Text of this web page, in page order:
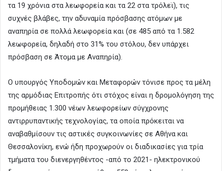
τα 19 χρόνια στα λεωφορεία και τα 22 στα τρόλεϊ), τις
συχνές βλάβες, την αδυναμία πρόσβασης ατόμων με
αναπηρία σε πολλά λεωφορεία και (σε 485 από τα 1.582
λεωφορεία, δηλαδή στο 31% του στόλου, δεν υπάρχει
πρόσβαση σε Άτομα με Αναπηρία).
Ο υπουργός Υποδομών και Μεταφορών τόνισε προς τα μέλη
της αρμόδιας Επιτροπής ότι στόχος είναι η δρομολόγηση της
προμήθειας 1.300 νέων λεωφορείων σύγχρονης
αντιρρυπαντικής τεχνολογίας, τα οποία πρόκειται να
αναβαθμίσουν τις αστικές συγκοινωνίες σε Αθήνα και
Θεσσαλονίκη, ενώ ήδη προχωρούν οι διαδικασίες για τρία
τμήματα του διενεργηθέντος -από το 2021- ηλεκτρονικού